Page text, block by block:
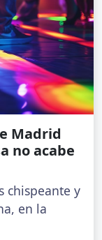
Madrid
no acabe
chispeante y
en la